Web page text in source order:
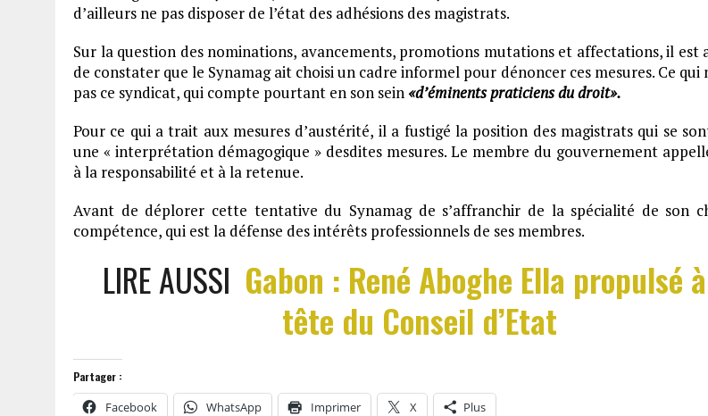
d’ailleurs ne pas disposer de l’état des adhésions des magistrats.
Sur la question des nominations, avancements, promotions mutations et affectations, il est
de constater que le Synamag ait choisi un cadre informel pour dénoncer ces mesures. Ce qui
pas ce syndicat, qui compte pourtant en son sein«d’éminents praticiens du droit».
Pour ce qui a trait aux mesures d’austérité, il a fustigé la position des magistrats qui se
une « interprétation démagogique » desdites mesures. Le membre du gouvernement
à la responsabilité et à la retenue.
Avant de déplorer cette tentative du Synamag de s’affranchir de la spécialité de son
compétence, qui est la défense des intérêts professionnels de ses membres.
LIRE AUSSI Gabon : René Aboghe Ella propulsé
tête du Conseil d’Etat
Partager :
Facebook WhatsApp Imprimer X Plus